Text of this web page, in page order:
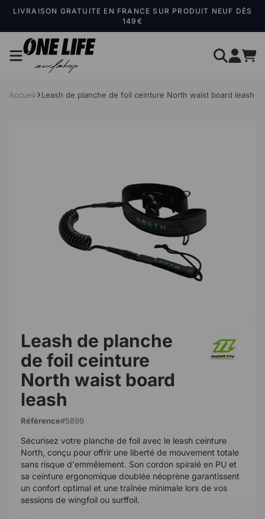
LIVRAISON GRATUITE EN FRANCE SUR PRODUIT NEUF DÈS
149€
Accueil Leash de planche de foil ceinture North waist board leash
Leash de planche
de foil ceinture
North waist board
leash
Référence 5899
Sécurisez votre planche de foil avec le leash ceinture
North, conçu pour offrir une liberté de mouvement totale
sans risque d'emmêlement. Son cordon spiralé en PU et
sa ceinture ergonomique doublée néoprène garantissent
un confort optimal et une traînée minimale lors de vos
sessions de wingfoil ou surffoil.